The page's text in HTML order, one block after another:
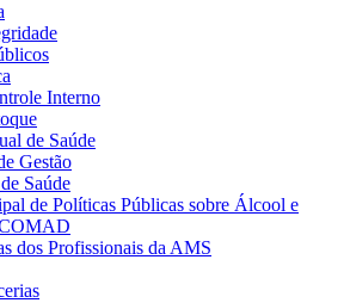
Interno
de Saúde
Gestão
Saúde
de Políticas Públicas sobre Álcool e
dos Profissionais da AMS